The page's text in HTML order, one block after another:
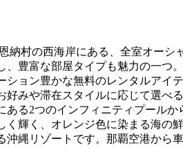
納村の西海岸にある、全室オー
豊富な部屋タイプも魅力の一つ
ョン豊かな無料のレンタルアイ
みや滞在スタイルに応じて選べ
る2つのインフィニティプール
輝く、オレンジ色に染まる海の
縄リゾートです。那覇空港から